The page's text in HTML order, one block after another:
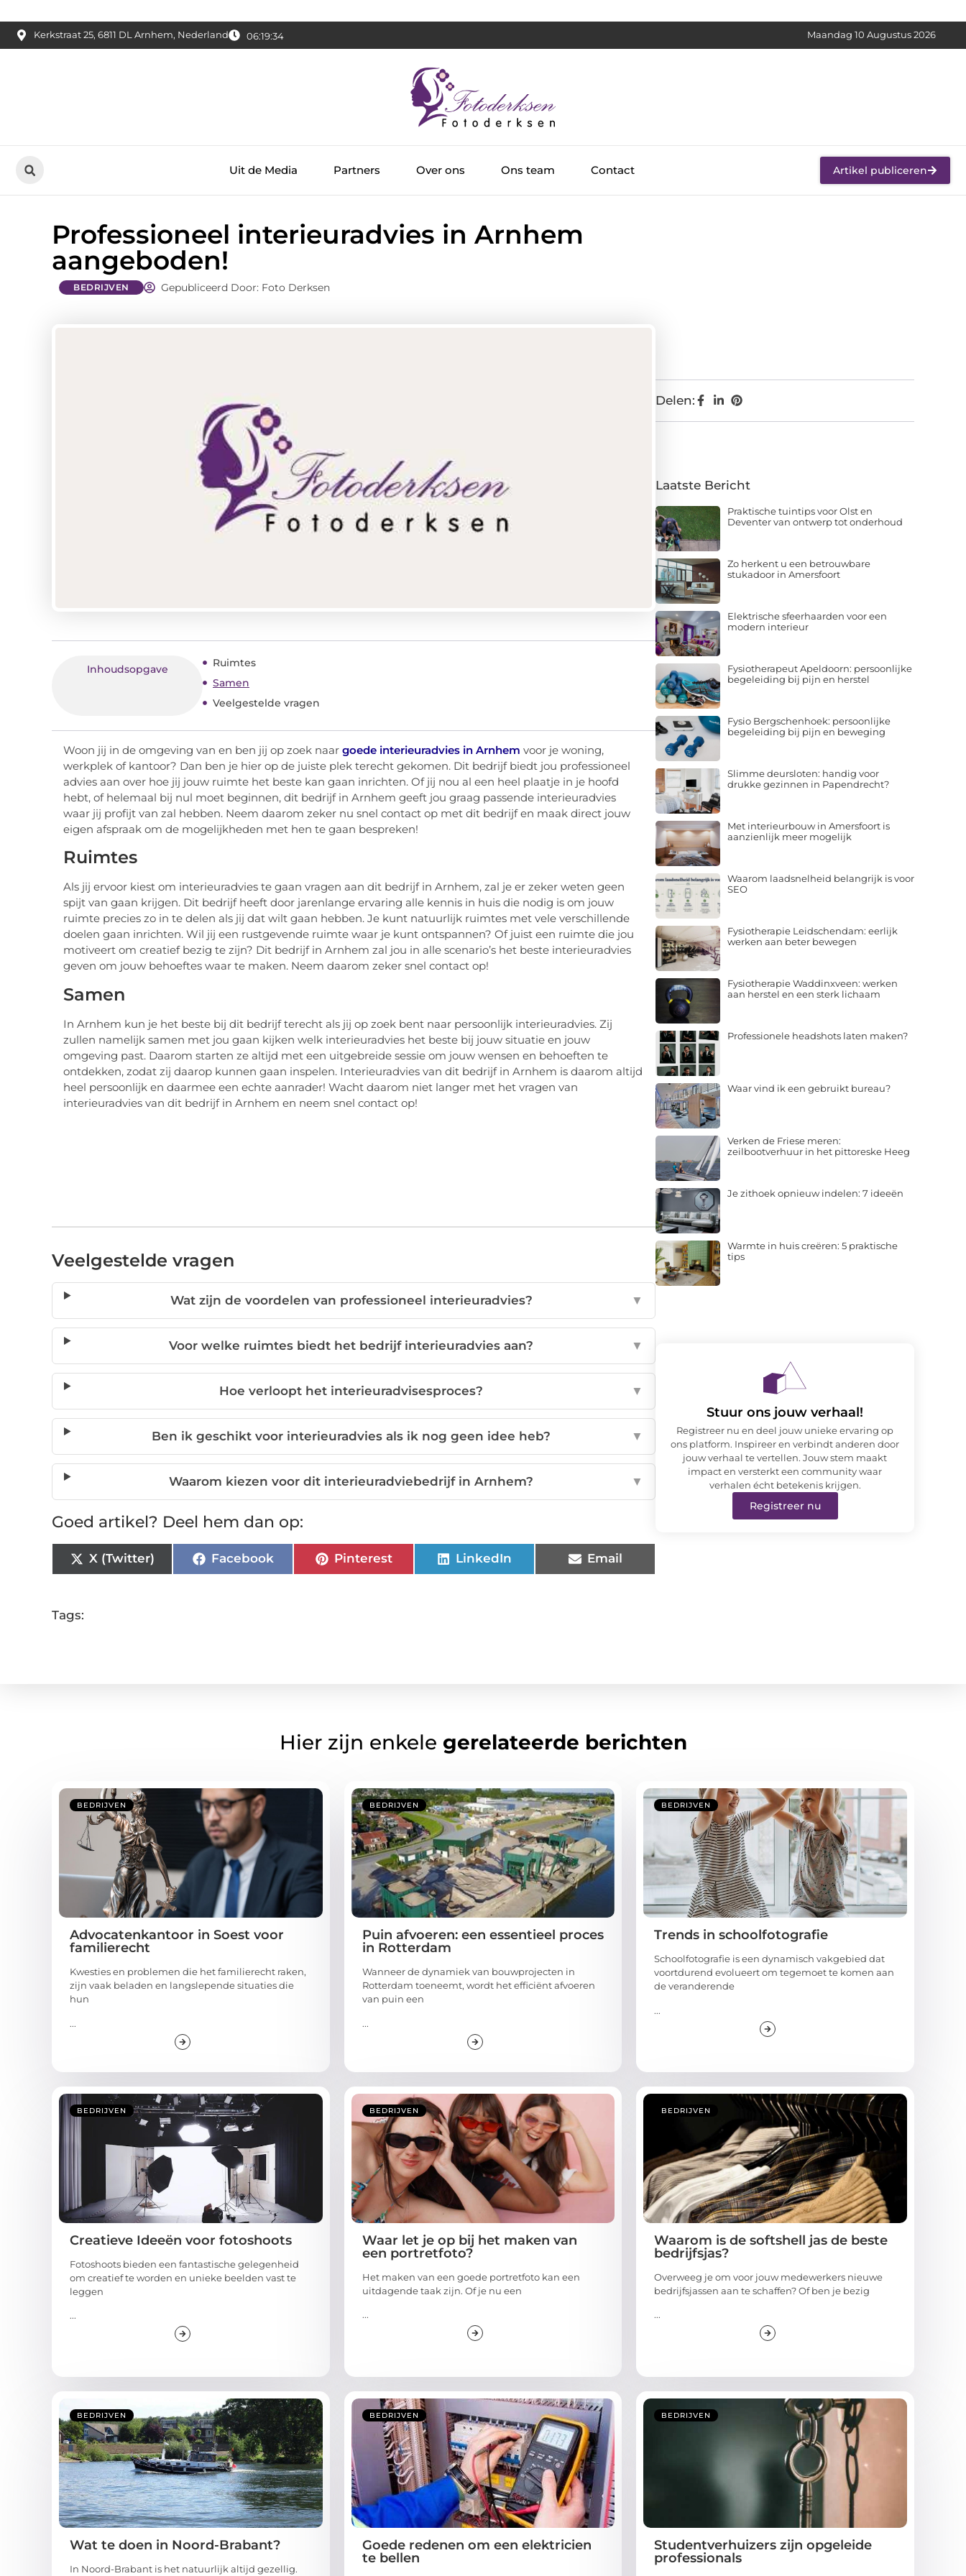
Professioneel interieuradvies in Arnhem
aangeboden!
BEDRIJVEN Gepubliceerd Door: Foto Derksen
Inhoudsopgave
Ruimtes
Samen
Veelgestelde vragen
Woon jij in de omgeving van en ben jij op zoek naar goede interieuradvies in Arnhem voor je woning,
werkplek of kantoor? Dan ben je hier op de juiste plek terecht gekomen. Dit bedrijf biedt jou professioneel
advies aan over hoe jij jouw ruimte het beste kan gaan inrichten. Of jij nou al een heel plaatje in je hoofd
hebt, of helemaal bij nul moet beginnen, dit bedrijf in Arnhem geeft jou graag passende interieuradvies
waar jij profijt van zal hebben. Neem daarom zeker nu snel contact op met dit bedrijf en maak direct jouw
eigen afspraak om de mogelijkheden met hen te gaan bespreken!
Ruimtes
Als jij ervoor kiest om interieuradvies te gaan vragen aan dit bedrijf in Arnhem, zal je er zeker weten geen
spijt van gaan krijgen. Dit bedrijf heeft door jarenlange ervaring alle kennis in huis die nodig is om jouw
ruimte precies zo in te delen als jij dat wilt gaan hebben. Je kunt natuurlijk ruimtes met vele verschillende
doelen gaan inrichten. Wil jij een rustgevende ruimte waar je kunt ontspannen? Of juist een ruimte die jou
motiveert om creatief bezig te zijn? Dit bedrijf in Arnhem zal jou in alle scenario’s het beste interieuradvies
geven om jouw behoeftes waar te maken. Neem daarom zeker snel contact op!
Samen
In Arnhem kun je het beste bij dit bedrijf terecht als jij op zoek bent naar persoonlijk interieuradvies. Zij
zullen namelijk samen met jou gaan kijken welk interieuradvies het beste bij jouw situatie en jouw
omgeving past. Daarom starten ze altijd met een uitgebreide sessie om jouw wensen en behoeften te
ontdekken, zodat zij daarop kunnen gaan inspelen. Interieuradvies van dit bedrijf in Arnhem is daarom altijd
heel persoonlijk en daarmee een echte aanrader! Wacht daarom niet langer met het vragen van
interieuradvies van dit bedrijf in Arnhem en neem snel contact op!
Veelgestelde vragen
Wat zijn de voordelen van professioneel interieuradvies? ▼
Voor welke ruimtes biedt het bedrijf interieuradvies aan? ▼
Hoe verloopt het interieuradvisesproces? ▼
Ben ik geschikt voor interieuradvies als ik nog geen idee heb? ▼
Waarom kiezen voor dit interieuradviebedrijf in Arnhem? ▼
Goed artikel? Deel hem dan op:
X (Twitter) Facebook Pinterest LinkedIn Email
Tags:
Delen:
Laatste Bericht
Praktische tuintips voor Olst en
Deventer van ontwerp tot onderhoud
Zo herkent u een betrouwbare
stukadoor in Amersfoort
Elektrische sfeerhaarden voor een
modern interieur
Fysiotherapeut Apeldoorn: persoonlijke
begeleiding bij pijn en herstel
Fysio Bergschenhoek: persoonlijke
begeleiding bij pijn en beweging
Slimme deursloten: handig voor
drukke gezinnen in Papendrecht?
Met interieurbouw in Amersfoort is
aanzienlijk meer mogelijk
Waarom laadsnelheid belangrijk is voor
SEO
Fysiotherapie Leidschendam: eerlijk
werken aan beter bewegen
Fysiotherapie Waddinxveen: werken
aan herstel en een sterk lichaam
Professionele headshots laten maken?
Waar vind ik een gebruikt bureau?
Verken de Friese meren:
zeilbootverhuur in het pittoreske Heeg
Je zithoek opnieuw indelen: 7 ideeën
Warmte in huis creëren: 5 praktische
tips
Stuur ons jouw verhaal!
Registreer nu en deel jouw unieke ervaring op
ons platform. Inspireer en verbindt anderen door
jouw verhaal te vertellen. Jouw stem maakt
impact en versterkt een community waar
verhalen écht betekenis krijgen.
Registreer nu
Hier zijn enkele gerelateerde berichten
BEDRIJVEN
Advocatenkantoor in Soest voor
familierecht
Kwesties en problemen die het familierecht raken,
zijn vaak beladen en langslepende situaties die
hun
...
BEDRIJVEN
Puin afvoeren: een essentieel proces
in Rotterdam
Wanneer de dynamiek van bouwprojecten in
Rotterdam toeneemt, wordt het efficiënt afvoeren
van puin een
...
BEDRIJVEN
Trends in schoolfotografie
Schoolfotografie is een dynamisch vakgebied dat
voortdurend evolueert om tegemoet te komen aan
de veranderende
...
BEDRIJVEN
Creatieve Ideeën voor fotoshoots
Fotoshoots bieden een fantastische gelegenheid
om creatief te worden en unieke beelden vast te
leggen
...
BEDRIJVEN
Waar let je op bij het maken van
een portretfoto?
Het maken van een goede portretfoto kan een
uitdagende taak zijn. Of je nu een
...
BEDRIJVEN
Waarom is de softshell jas de beste
bedrijfsjas?
Overweeg je om voor jouw medewerkers nieuwe
bedrijfsjassen aan te schaffen? Of ben je bezig
...
BEDRIJVEN
Wat te doen in Noord-Brabant?
In Noord-Brabant is het natuurlijk altijd gezellig.
BEDRIJVEN
Goede redenen om een ​​elektricien
te bellen
BEDRIJVEN
Studentverhuizers zijn opgeleide
professionals